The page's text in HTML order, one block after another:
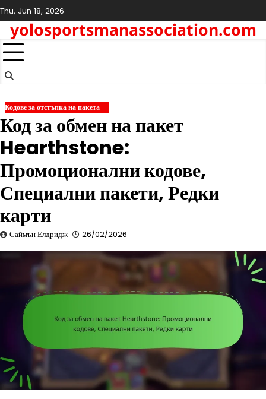
Skip
to
content
Thu, Jun 18, 2026
yolosportsmanassociation.com
Кодове за отстъпка на пакета
Код за обмен на пакет
Hearthstone:
Промоционални кодове,
Специални пакети, Редки
карти
Саймън Елдридж 26/02/2026